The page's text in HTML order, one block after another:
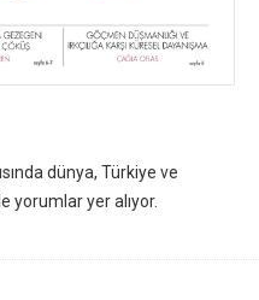
dünya, Türkiye ve
yorumlar yer alıyor.